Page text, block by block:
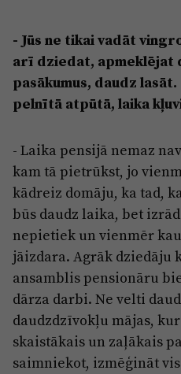
- Jūs ne tikai vadāt
arī dziedat, apmeklējat
pasākumus, daudz
pelnītā atpūtā, laika
- Laika pensijā nemaz
kam tā pietrūkst, jo
kādreiz domāju, ka tad,
būs daudz laika, bet
nepietiek un vienmēr
jāizdara. Agrāk dziedāju
ansamblis pensionāru
dārza darbi. Ne velti
daudzdzīvokļu mājas,
skaistākais un zaļākais
saimniekot, izmēģināt